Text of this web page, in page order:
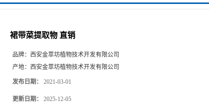
裙带菜提取物 直销
品牌： 西安金萃坊植物技术开发有限公司
产地： 西安金萃坊植物技术开发有限公司
发布日期： 2021-03-01
更新日期： 2025-12-05